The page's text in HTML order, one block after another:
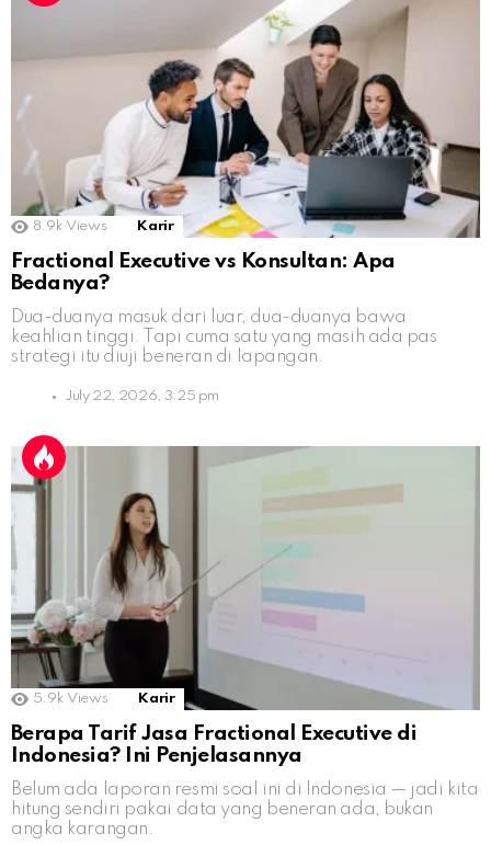
8.9k Views Karir
Fractional Executive vs Konsultan: Apa
Bedanya?
Dua-duanya masuk dari luar, dua-duanya bawa
keahlian tinggi. Tapi cuma satu yang masih ada pas
strategi itu diuji beneran di lapangan.
July 22, 2026, 3:25 pm
5.9k Views Karir
Berapa Tarif Jasa Fractional Executive di
Indonesia? Ini Penjelasannya
Belum ada laporan resmi soal ini di Indonesia — jadi kita
hitung sendiri pakai data yang beneran ada, bukan
angka karangan.